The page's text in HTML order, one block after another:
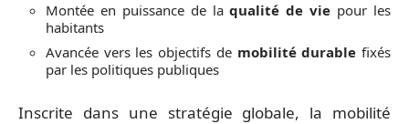
Montée en puissance de laqualité de vie pour les
habitants
Avancée vers les objectifs de mobilité durable fixés
par les politiques publiques
Inscrite dans une stratégie globale, la mobilité